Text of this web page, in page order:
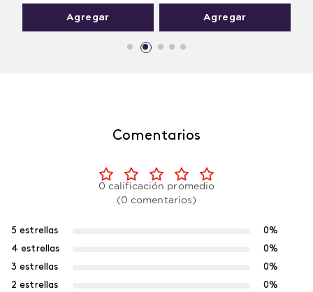
Agregar Agregar
Comentarios
0 calificación promedio
(0 comentarios)
5 estrellas
0%
4 estrellas
0%
3 estrellas
0%
2 estrellas
0%